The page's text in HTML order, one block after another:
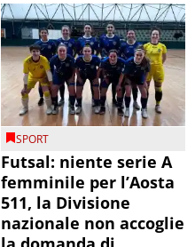
SPORT
Futsal: niente serie A
femminile per l’Aosta
511, la Divisione
nazionale non accoglie